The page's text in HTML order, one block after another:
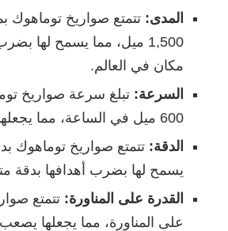
المدى: تتمتع صواريخ توماهوك
1,500 ميل، مما يسمح لها
مكان في العالم.
السرعة: تبلغ سرعة صواريخ
600 ميل في الساعة، مما يجعلها يصعب اعتراضها.
الدقة: تتمتع صواريخ توماهوك
يسمح لها بضرب أهدافها بدقة
القدرة على المناورة: تتمتع
على المناورة، مما يجعلها